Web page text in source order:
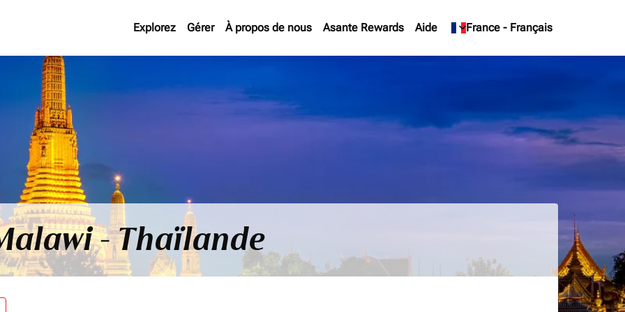
Explorez Gérer À propos de nous Asante Rewards Aide France - Français
keyboard_arrow_down
- Thaïlande